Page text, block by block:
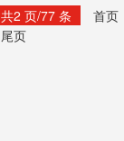
共2 页/77 条 首页
尾页